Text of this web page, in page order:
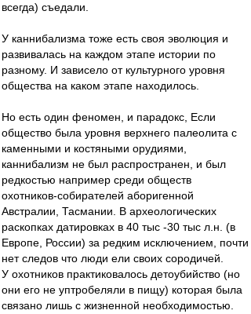
всегда) съедали.
У каннибализма тоже есть своя эволюция и
развивалась на каждом этапе истории по
разному. И зависело от культурного уровня
общества на каком этапе находилось.
Но есть один феномен, и парадокс, Если
общество была уровня верхнего палеолита с
каменными и костяными орудиями,
каннибализм не был распространен, и был
редкостью например среди обществ
охотников-собирателей аборигенной
Австралии, Тасмании. В археологических
раскопках датировках в 40 тыс -30 тыс л.н. (в
Европе, России) за редким исключением, почти
нет следов что люди ели своих сородичей.
У охотников практиковалось детоубийство (но
они его не уптробеляли в пищу) которая была
связано лишь с жизненной необходимостью.